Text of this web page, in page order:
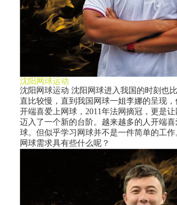
沈阳网球运动
沈阳网球运动 沈阳网球进入我国的时刻也
直比较慢，直到我国网球一姐李娜的呈现
开端喜爱上网球，2011年法网摘冠，更是
迈入了一个新的台阶。越来越多的人开端
球。但似乎学习网球并不是一件简单的工
网球需求具有些什么呢？